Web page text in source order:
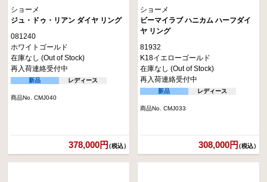
ショーメ
ジュ・ドゥ・リアン ダイヤ リング
081240
ホワイトゴールド
在庫なし (Out of Stock)
再入荷連絡受付中
新品 レディース
商品No. CMJ040
378,000円（税込）
ショーメ
ビーマイラブ ハニカム ハーフダイ
ヤ リング
81932
K18イエローゴールド
在庫なし (Out of Stock)
再入荷連絡受付中
新品 レディース
商品No. CMJ033
308,000円（税込）